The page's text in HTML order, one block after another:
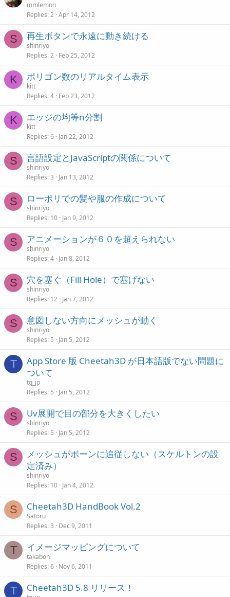
mmlemon
Replies 2 Apr 14, 2012
S 再生ボタンで永遠に動き続ける
shinriyo
Replies 2 Feb 25, 2012
K ポリゴン数のリアルタイム表示
kitt
Replies 4 Feb 23, 2012
K エッジの均等n分割
kitt
Replies 6 Jan 22, 2012
S 言語設定とJavaScriptの関係について
shinriyo
Replies 3 Jan 13, 2012
S ローポリでの髪や服の作成について
shinriyo
Replies 10 Jan 9, 2012
S アニメーションが６０を超えられない
shinriyo
Replies 4 Jan 8, 2012
S 穴を塞ぐ（Fill Hole）で塞げない
shinriyo
Replies 12 Jan 7, 2012
S 意図しない方向にメッシュが動く
shinriyo
Replies 5 Jan 5, 2012
T
App Store 版 Cheetah3D が日本語版でない問題に
ついて
tg_jp
Replies 5 Jan 5, 2012
S Uv展開で目の部分を大きくしたい
shinriyo
Replies 5 Jan 5, 2012
S
メッシュがボーンに追従しない（スケルトンの設
定済み）
shinriyo
Replies 10 Jan 4, 2012
S Cheetah3D HandBook Vol.2
Satoru
Replies 3 Dec 9, 2011
T イメージマッピングについて
takabon
Replies 6 Nov 6, 2011
T Cheetah3D 5.8 リリース！